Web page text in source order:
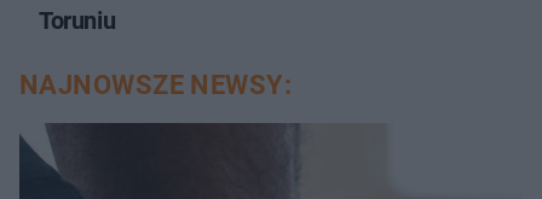
Toruniu
NAJNOWSZE NEWSY: